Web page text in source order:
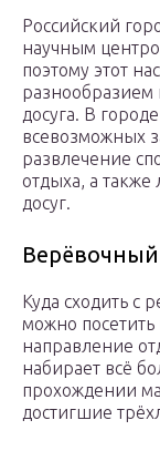
Российский
научным
поэтому этот
разнообразием
досуга. В
всевозможных
развлечение
отдыха, а
досуг.
Куда сходить с
можно
направление
набирает всё
прохождении
достигшие